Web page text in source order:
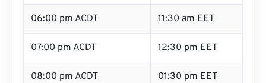
06:00 pm ACDT 11:30 am EET
07:00 pm ACDT 12:30 pm EET
08:00 pm ACDT 01:30 pm EET